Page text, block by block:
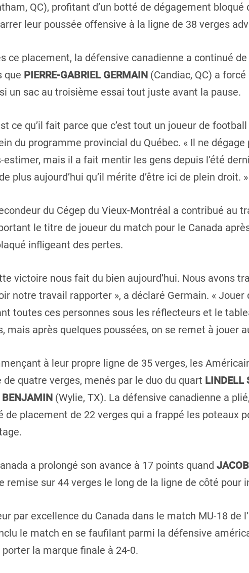
QC), profitant d’un botté de dégagement
leur poussée offensive à la ligne de 38 verges
ce placement, la défensive canadienne a continué
que PIERRE-GABRIEL GERMAIN (Candiac, QC) a
un sac au troisième essai tout juste avant la pause.
ce qu’il fait parce que c’est tout un joueur de
du programme provincial du Québec. « Il ne
estimer, mais il a fait mentir les gens depuis l’été
plus aujourd’hui qu’il mérite d’être ici de plein droit. »
du Cégep du Vieux-Montréal a contribué au
le titre de joueur du match pour le Canada
infligeant des pertes.
victoire nous fait du bien aujourd’hui. Nous avons
notre travail rapporter », a déclaré Germain. «
toutes ces personnes sous les réflecteurs et le
mais après quelques poussées, on se remet à jouer
à leur propre ligne de 35 verges, les
de quatre verges, menés par le duo du quart LINDELL
BENJAMIN (Wylie, TX). La défensive canadienne a
de placement de 22 verges qui a frappé les poteaux
a prolongé son avance à 17 points quand
remise sur 44 verges le long de la ligne de côté pour
par excellence du Canada dans le match MU-18 de
le match en se faufilant parmi la défensive
porter la marque finale à 24-0.